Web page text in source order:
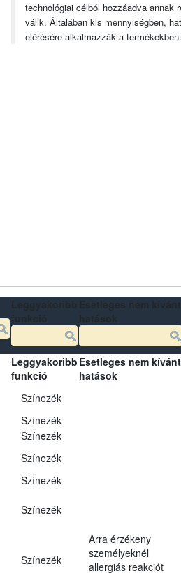
technológiai célból hozzáadva annak
válik. Általában kis mennyiségben,
elérésére alkalmazzák a termékekben.
Leggyakoribb
funkció
Esetleges nem kívánt
hatások
Színezék
Színezék
Színezék
Színezék
Színezék
Színezék
Színezék
Arra érzékeny
személyeknél
allergiás reakciót